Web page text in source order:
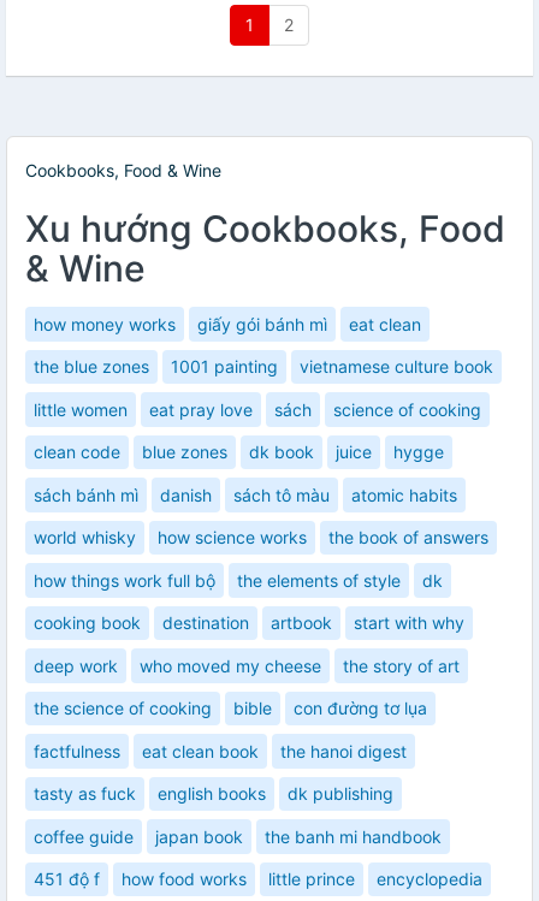
1 2
Cookbooks, Food & Wine
Xu hướng Cookbooks, Food
& Wine
how money works giấy gói bánh mì eat clean
the blue zones 1001 painting vietnamese culture book
little women eat pray love sách science of cooking
clean code blue zones dk book juice hygge
sách bánh mì danish sách tô màu atomic habits
world whisky how science works the book of answers
how things work full bộ the elements of style dk
cooking book destination artbook start with why
deep work who moved my cheese the story of art
the science of cooking bible con đường tơ lụa
factfulness eat clean book the hanoi digest
tasty as fuck english books dk publishing
coffee guide japan book the banh mi handbook
451 độ f how food works little prince encyclopedia